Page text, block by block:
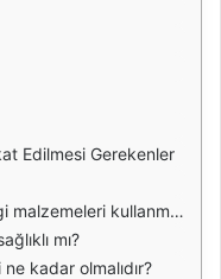
Edilmesi Gerekenler
kullanmalıyım?
mı?
kadar olmalıdır?